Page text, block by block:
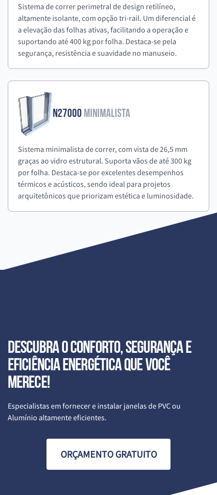
Sistema de correr perimetral de design retilíneo,
altamente isolante, com opção tri-rail. Um diferencial é
a elevação das folhas ativas, facilitando a operação e
suportando até 400 kg por folha. Destaca-se pela
segurança, resistência e suavidade no manuseio.
N27000 Minimalista
Sistema minimalista de correr, com vista de 26,5 mm
graças ao vidro estrutural. Suporta vãos de até 300 kg
por folha. Destaca-se por excelentes desempenhos
térmicos e acústicos, sendo ideal para projetos
arquitetônicos que priorizam estética e luminosidade.
Descubra o conforto, segurança e
eficiência energética que você
merece!
Especialistas em fornecer e instalar janelas de PVC ou
Alumínio altamente eficientes.
ORÇAMENTO GRATUITO